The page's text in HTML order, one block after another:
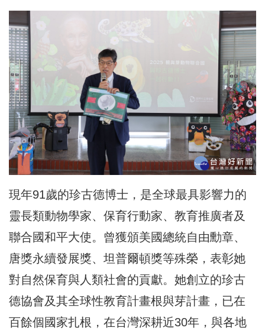
現年91歲的珍古德博士，是全球最具影響力的
靈長類動物學家、保育行動家、教育推廣者及
聯合國和平大使。曾獲頒美國總統自由勳章、
唐獎永續發展獎、坦普爾頓獎等殊榮，表彰她
對自然保育與人類社會的貢獻。她創立的珍古
德協會及其全球性教育計畫根與芽計畫，已在
百餘個國家扎根，在台灣深耕近30年，與各地